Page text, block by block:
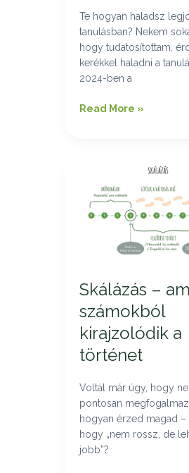
Te hogyan haladsz
tanulásban? Nekem
hogy tudatosítottam,
kerékkel haladni a
2024-ben a
Read More »
Skálázás –
számokból
kirajzolódik a
történet
Voltál már úgy, hogy
pontosan
hogyan érzed magad –
hogy „nem rossz, de
jobb”?
amikor
számokból
kirajzolódik